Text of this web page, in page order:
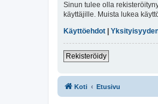
Sinun tulee olla
käyttäjille. Muista lukea
Käyttöehdot
Rekisteröidy
Koti Etusivu